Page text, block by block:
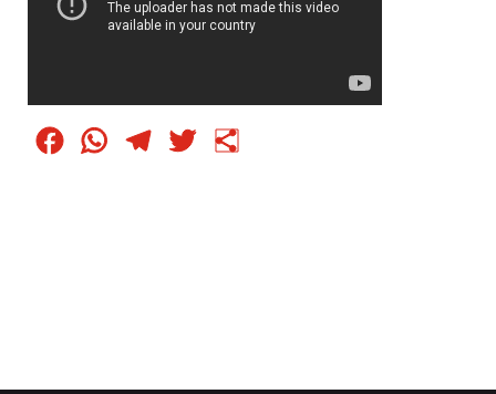
Facebook
WhatsApp
Telegram
Twitter